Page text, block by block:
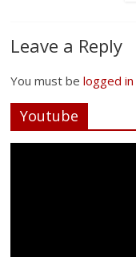
Leave a Reply
You must belogged in
Youtube